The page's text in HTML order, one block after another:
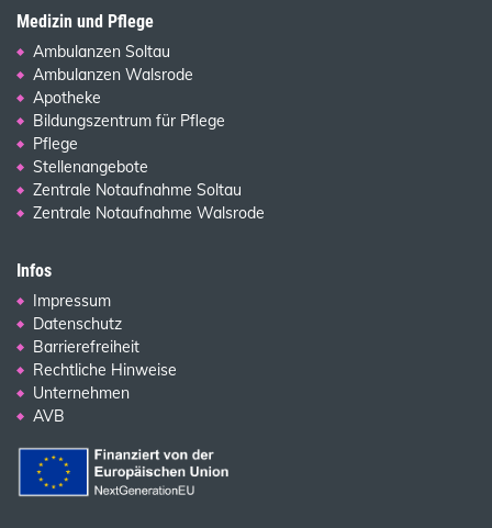
Medizin und Pflege
Ambulanzen Soltau
Ambulanzen Walsrode
Apotheke
Bildungszentrum für Pflege
Pflege
Stellenangebote
Zentrale Notaufnahme Soltau
Zentrale Notaufnahme Walsrode
Infos
Impressum
Datenschutz
Barrierefreiheit
Rechtliche Hinweise
Unternehmen
AVB